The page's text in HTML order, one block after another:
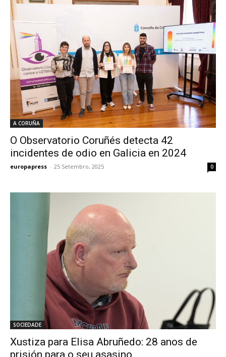
A CORUÑA
O Observatorio Coruñés detecta 42
incidentes de odio en Galicia en 2024
europapress - 25 Setembro, 2025 0
SOCIEDADE
Xustiza para Elisa Abruñedo: 28 anos de